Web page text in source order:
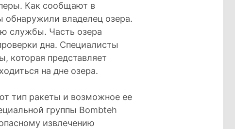
Как сообщают в
обнаружили владелец озера.
службы. Часть озера
дна. Специалисты
которая представляет
на дне озера.
тип ракеты и возможное ее
группы Bombteh
извлечению